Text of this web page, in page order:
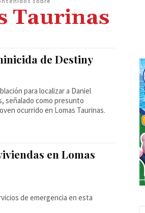
Taurinas
de Destiny
para localizar a Daniel
señalado como presunto
ocurrido en Lomas Taurinas.
en Lomas
de emergencia en esta